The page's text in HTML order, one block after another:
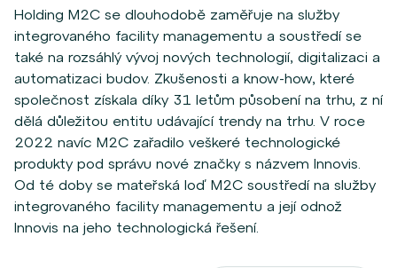
Holding M2C se dlouhodobě zaměřuje na služby
integrovaného facility managementu a soustředí se
také na rozsáhlý vývoj nových technologií, digitalizaci a
automatizaci budov. Zkušenosti a know-how, které
společnost získala díky 31 letům působení na trhu, z ní
dělá důležitou entitu udávající trendy na trhu. V roce
2022 navíc M2C zařadilo veškeré technologické
produkty pod správu nové značky s názvem Innovis.
Od té doby se mateřská loď M2C soustředí na služby
integrovaného facility managementu a její odnož
Innovis na jeho technologická řešení.